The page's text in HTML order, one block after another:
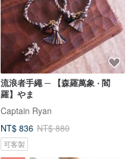
流浪者手繩 ─ 【森羅萬象 ‧ 閻
羅】やま
Captain Ryan
NT$ 836 NT$ 880
可客製